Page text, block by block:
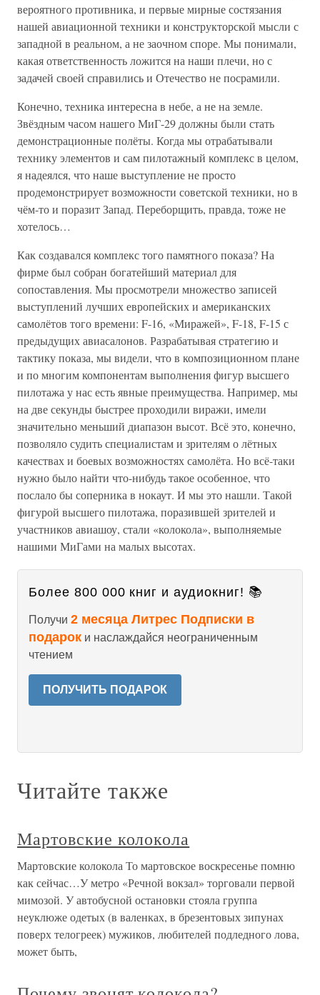
вероятного противника, и первые мирные состязания
нашей авиационной техники и конструкторской мысли с
западной в реальном, а не заочном споре. Мы понимали,
какая ответственность ложится на наши плечи, но с
задачей своей справились и Отечество не посрамили.
Конечно, техника интересна в небе, а не на земле.
Звёздным часом нашего МиГ-29 должны были стать
демонстрационные полёты. Когда мы отрабатывали
технику элементов и сам пилотажный комплекс в целом,
я надеялся, что наше выступление не просто
продемонстрирует возможности советской техники, но в
чём-то и поразит Запад. Переборщить, правда, тоже не
хотелось…
Как создавался комплекс того памятного показа? На
фирме был собран богатейший материал для
сопоставления. Мы просмотрели множество записей
выступлений лучших европейских и американских
самолётов того времени: F-16, «Миражей», F-18, F-15 с
предыдущих авиасалонов. Разрабатывая стратегию и
тактику показа, мы видели, что в композиционном плане
и по многим компонентам выполнения фигур высшего
пилотажа у нас есть явные преимущества. Например, мы
на две секунды быстрее проходили виражи, имели
значительно меньший диапазон высот. Всё это, конечно,
позволяло судить специалистам и зрителям о лётных
качествах и боевых возможностях самолёта. Но всё-таки
нужно было найти что-нибудь такое особенное, что
послало бы соперника в нокаут. И мы это нашли. Такой
фигурой высшего пилотажа, поразившей зрителей и
участников авиашоу, стали «колокола», выполняемые
нашими МиГами на малых высотах.
Более 800 000 книг и аудиокниг! 📚
Получи 2 месяца Литрес Подписки в
подарок и наслаждайся неограниченным
чтением
ПОЛУЧИТЬ ПОДАРОК
Читайте также
Мартовские колокола
Мартовские колокола То мартовское воскресенье помню
как сейчас…У метро «Речной вокзал» торговали первой
мимозой. У автобусной остановки стояла группа
неуклюже одетых (в валенках, в брезентовых зипунах
поверх телогреек) мужиков, любителей подледного лова,
может быть,